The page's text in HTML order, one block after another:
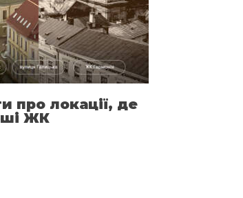
про локації, де
ЖК